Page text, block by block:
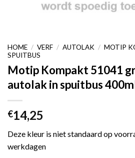
HOME / VERF / AUTOLAK / MOTIP
SPUITBUS
Motip Kompakt 51041
autolak in spuitbus
€14,25
Deze kleur is niet standaard op
werkdagen